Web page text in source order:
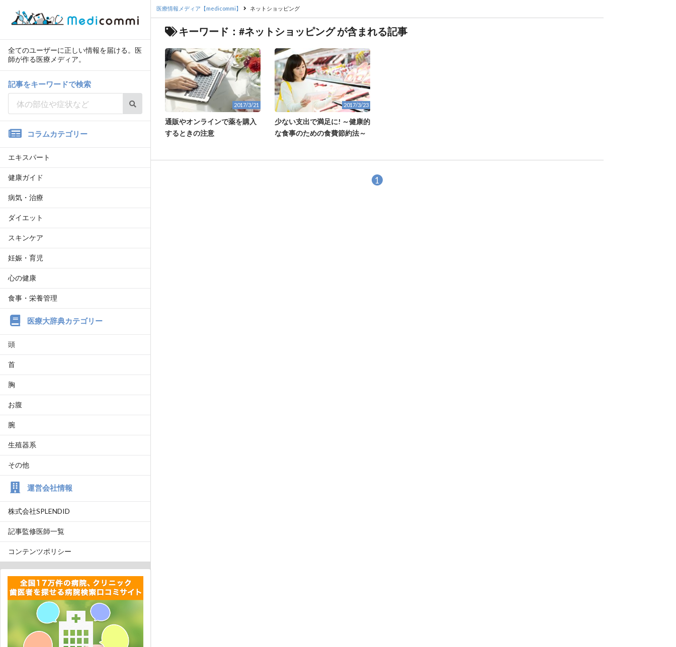
全てのユーザーに正しい情報を届ける。医
師が作る医療メディア。
記事をキーワードで検索
コラムカテゴリー
エキスパート
健康ガイド
病気・治療
ダイエット
スキンケア
妊娠・育児
心の健康
食事・栄養管理
医療大辞典カテゴリー
頭
首
胸
お腹
腕
生殖器系
その他
運営会社情報
株式会社SPLENDID
記事監修医師一覧
コンテンツポリシー
医療情報メディア【medicommi】 ネットショッピング
キーワード：#ネットショッピング が含まれる記事
2017/3/21
通販やオンラインで薬を購入
するときの注意
2017/3/23
少ない支出で満足に! ～健康的
な食事のための食費節約法～
1